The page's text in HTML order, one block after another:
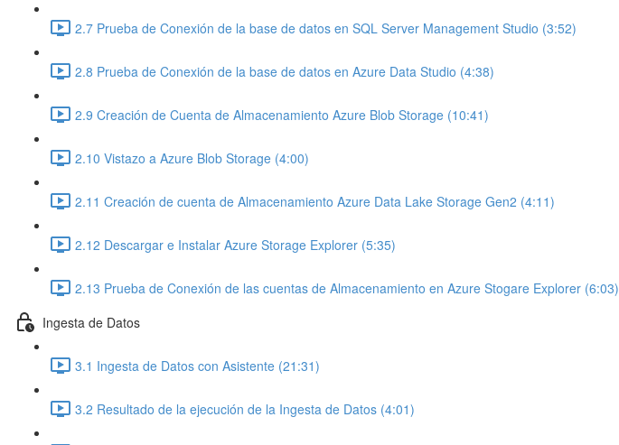
2.7 Prueba de Conexión de la base de datos en SQL Server Management Studio (3:52)
2.8 Prueba de Conexión de la base de datos en Azure Data Studio (4:38)
2.9 Creación de Cuenta de Almacenamiento Azure Blob Storage (10:41)
2.10 Vistazo a Azure Blob Storage (4:00)
2.11 Creación de cuenta de Almacenamiento Azure Data Lake Storage Gen2 (4:11)
2.12 Descargar e Instalar Azure Storage Explorer (5:35)
2.13 Prueba de Conexión de las cuentas de Almacenamiento en Azure Stogare Explorer (6:03)
Ingesta de Datos
3.1 Ingesta de Datos con Asistente (21:31)
3.2 Resultado de la ejecución de la Ingesta de Datos (4:01)